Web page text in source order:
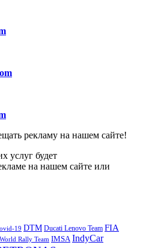
рекламу на нашем сайте!
услуг будет
на нашем сайте или
19 DTM Ducati Lenovo Team FIA
Rally Team IMSA IndyCar